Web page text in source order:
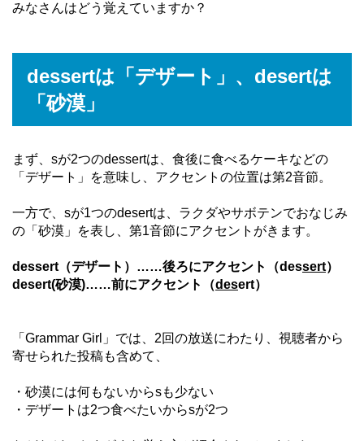
みなさんはどう覚えていますか？
dessertは「デザート」、desertは
「砂漠」
まず、sが2つのdessertは、食後に食べるケーキなどの
「デザート」を意味し、アクセントの位置は第2音節。
一方で、sが1つのdesertは、ラクダやサボテンでおなじみ
の「砂漠」を表し、第1音節にアクセントがきます。
dessert（デザート）……後ろにアクセント（dessert）
desert(砂漠)……前にアクセント（desert）
「Grammar Girl」では、2回の放送にわたり、視聴者から
寄せられた投稿も含めて、
・砂漠には何もないからsも少ない
・デザートは2つ食べたいからsが2つ